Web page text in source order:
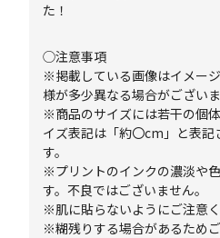
た！
◯注意事項
※掲載している画像はイメー
様が多少異なる場合がございま
※商品のサイズには若干の個
イズ表記は「約〇cm」と表記
す。
※プリントのインクの濃淡や
す。不良ではございません。
※肌に貼らないようにご注意く
※糊残りする場合があるためご